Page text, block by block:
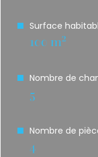
Surface
100 m²
Nombre de
5
Nombre de
4